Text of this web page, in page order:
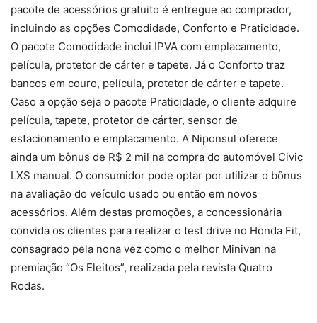
pacote de acessórios gratuito é entregue ao comprador,
incluindo as opções Comodidade, Conforto e Praticidade.
O pacote Comodidade inclui IPVA com emplacamento,
película, protetor de cárter e tapete. Já o Conforto traz
bancos em couro, película, protetor de cárter e tapete.
Caso a opção seja o pacote Praticidade, o cliente adquire
película, tapete, protetor de cárter, sensor de
estacionamento e emplacamento. A Niponsul oferece
ainda um bônus de R$ 2 mil na compra do automóvel Civic
LXS manual. O consumidor pode optar por utilizar o bônus
na avaliação do veículo usado ou então em novos
acessórios. Além destas promoções, a concessionária
convida os clientes para realizar o test drive no Honda Fit,
consagrado pela nona vez como o melhor Minivan na
premiação “Os Eleitos”, realizada pela revista Quatro
Rodas.